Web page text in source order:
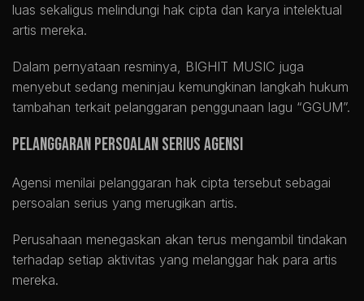
luas sekaligus melindungi hak cipta dan karya intelektual
artis mereka.
Dalam pernyataan resminya, BIGHIT MUSIC juga
menyebut sedang meninjau kemungkinan langkah hukum
tambahan terkait pelanggaran penggunaan lagu “GGUM”.
Pelanggaran Persoalan Serius Agensi
Agensi menilai pelanggaran hak cipta tersebut sebagai
persoalan serius yang merugikan artis.
Perusahaan menegaskan akan terus mengambil tindakan
terhadap setiap aktivitas yang melanggar hak para artis
mereka.